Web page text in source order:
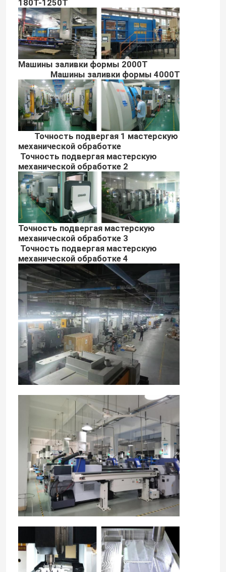
180T-1250T
Машины заливки формы 2000T
Машины заливки формы 4000T
Точность подвергая 1 мастерскую
механической обработке
Точность подвергая мастерскую
механической обработке 2
Точность подвергая мастерскую
механической обработке 3
Точность подвергая мастерскую
механической обработке 4